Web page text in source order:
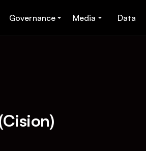
Governance Media Data